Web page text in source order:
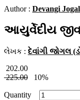
Author : Devangi
આયુર્વેદીય
લેખક : દેવાંગી જોગલ
202.00
225.00
10%
Quantity